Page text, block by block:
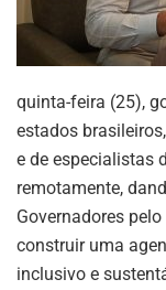
quinta-feira (25),
estados
e de especialistas
remotamente,
Governadores
construir uma
inclusivo e